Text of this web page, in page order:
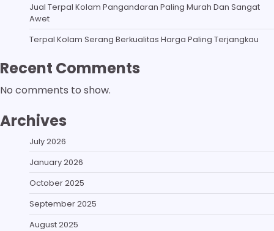
Jual Terpal Kolam Pangandaran Paling Murah Dan Sangat
Awet
Terpal Kolam Serang Berkualitas Harga Paling Terjangkau
Recent Comments
No comments to show.
Archives
July 2026
January 2026
October 2025
September 2025
August 2025